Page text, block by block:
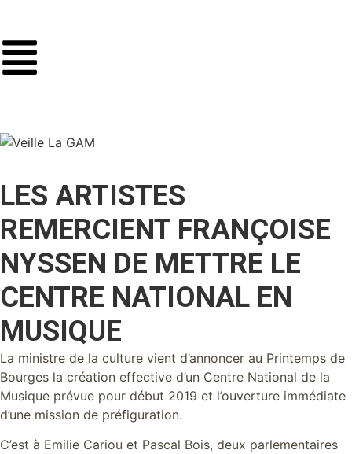
LES ARTISTES
REMERCIENT FRANÇOISE
NYSSEN DE METTRE LE
CENTRE NATIONAL EN
MUSIQUE
La ministre de la culture vient d’annoncer au Printemps de
Bourges la création effective d’un Centre National de la
Musique prévue pour début 2019 et l’ouverture immédiate
d’une mission de préfiguration.
C’est à Emilie Cariou et Pascal Bois, deux parlementaires